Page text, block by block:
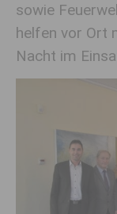
sowie
helfen vor Ort
Nacht im